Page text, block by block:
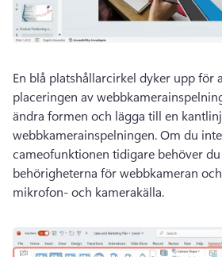
En blå platshållarcirkel dyker upp för
placeringen av
ändra formen och lägga till en
webbkamerainspelningen. Om du
cameofunktionen tidigare behöver
behörigheterna för webbkameran
mikrofon- och kamerakälla.